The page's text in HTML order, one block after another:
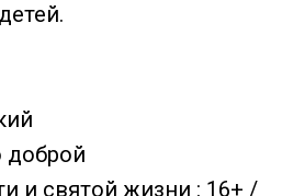
доброй
и святой жизни : 16+ /